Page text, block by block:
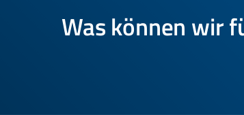
Was können wir